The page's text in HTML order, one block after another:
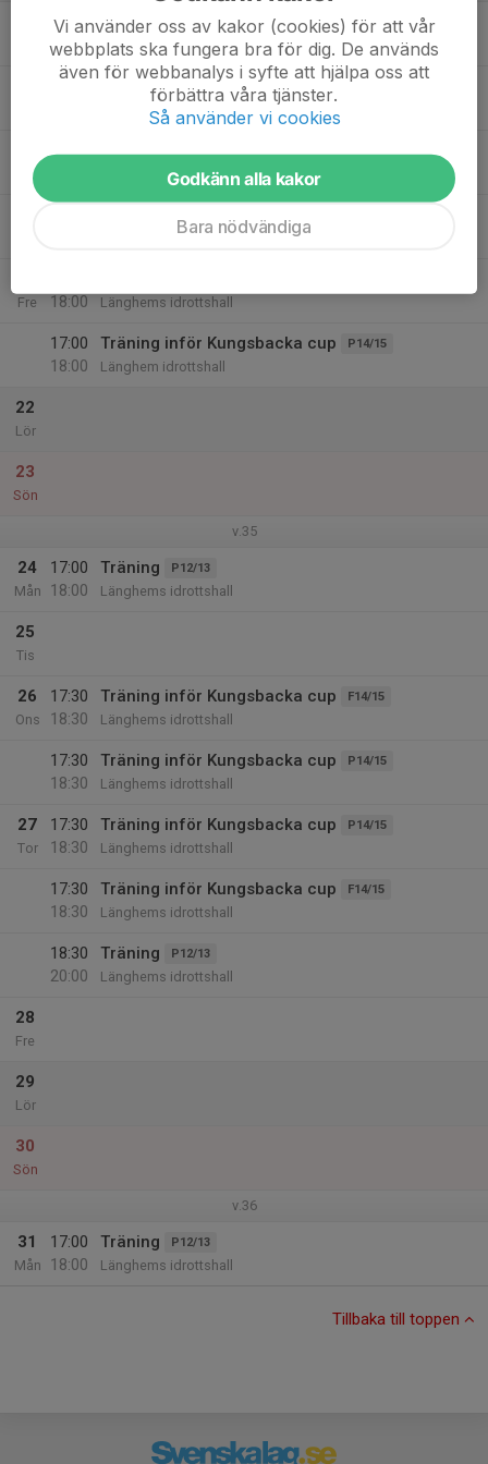
17:00
18:00
Träning P12/13
Länghems idrottshall
Ons
Länghems idrottshall
Fre
18:00
Länghems idrottshall
17:00
18:00
Träning inför Kungsbacka cup P14/15
Länghem idrottshall
22
Lör
23
Sön
v.35
24
Mån
17:00
18:00
Träning P12/13
Länghems idrottshall
25
Tis
26
Ons
17:30
18:30
Träning inför Kungsbacka cup F14/15
Länghems idrottshall
17:30
18:30
Träning inför Kungsbacka cup P14/15
Länghems idrottshall
27
Tor
17:30
18:30
Träning inför Kungsbacka cup P14/15
Länghems idrottshall
17:30
18:30
Träning inför Kungsbacka cup F14/15
Länghems idrottshall
18:30
20:00
Träning P12/13
Länghems idrottshall
28
Fre
29
Lör
30
Sön
v.36
31
Mån
17:00
18:00
Träning P12/13
Länghems idrottshall
Tillbaka till toppen
Vi använder oss av kakor (cookies) för att vår
webbplats ska fungera bra för dig. De används
även för webbanalys i syfte att hjälpa oss att
förbättra våra tjänster.
Så använder vi cookies
Godkänn alla kakor
Bara nödvändiga